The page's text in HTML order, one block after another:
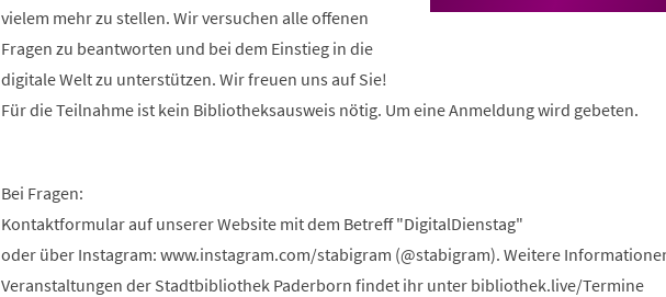
vielem mehr zu stellen. Wir versuchen alle offenen
Fragen zu beantworten und bei dem Einstieg in die
digitale Welt zu unterstützen. Wir freuen uns auf Sie!
Für die Teilnahme ist kein Bibliotheksausweis nötig. Um eine Anmeldung wird gebeten.
Bei Fragen:
Kontaktformular auf unserer Website mit dem Betreff "DigitalDienstag"
oder über Instagram: www.instagram.com/stabigram (@stabigram). Weitere
Veranstaltungen der Stadtbibliothek Paderborn findet ihr unter bibliothek.live/Termine